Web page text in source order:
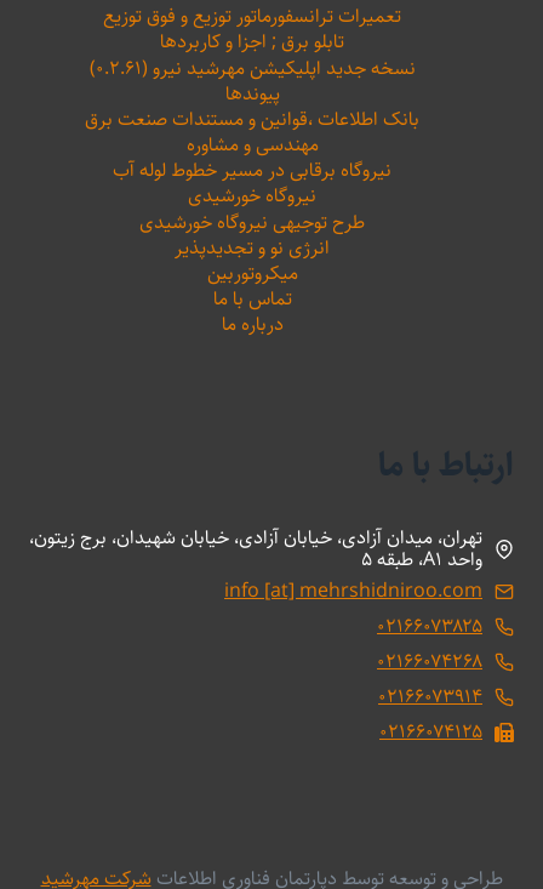
تعمیرات ترانسفورماتور توزیع و فوق توزیع
تابلو برق ; اجزا و کاربردها
نسخه جدید اپلیکیشن مهرشید نیرو (۰.۲.۶۱)
پیوندها
بانک اطلاعات ،‌قوانین و مستندات صنعت برق
مهندسی و مشاوره
نیروگاه برقابی در مسیر خطوط لوله آب
نیروگاه خورشیدی
طرح توجیهی نیروگاه خورشیدی
انرژی نو و تجدیدپذیر
میکروتوربین
تماس با ما
درباره ما
ارتباط با ما
تهران، میدان آزادی، خیابان آزادی، خیابان شهیدان، برج زیتون،
واحد A1، طبقه 5
info [at] mehrshidniroo.com
۰۲۱۶۶۰۷۳۸۲۵
۰۲۱۶۶۰۷۴۲۶۸
۰۲۱۶۶۰۷۳۹۱۴
۰۲۱۶۶۰۷۴۱۲۵
طراحی و توسعه توسط دپارتمان فناوری اطلاعاتشرکت مهرشید